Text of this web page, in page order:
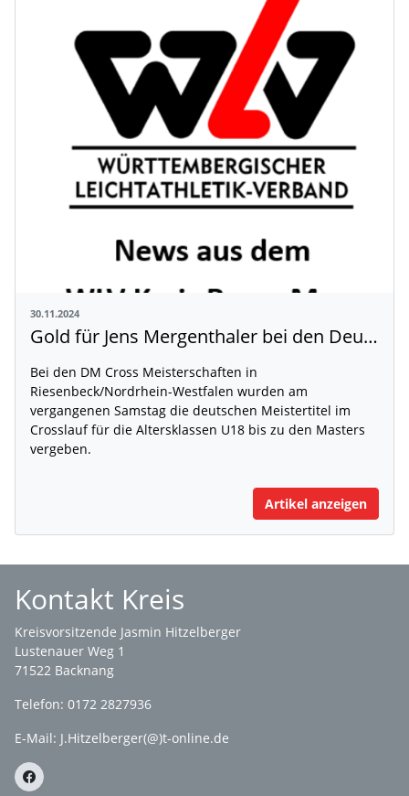
30.11.2024
Gold für Jens Mergenthaler bei den Deutschen Cross Meisterschaften
Bei den DM Cross Meisterschaften in
Riesenbeck/Nordrhein-Westfalen wurden am
vergangenen Samstag die deutschen Meistertitel im
Crosslauf für die Altersklassen U18 bis zu den Masters
vergeben.
Artikel anzeigen
Kontakt Kreis
Kreisvorsitzende Jasmin Hitzelberger
Lustenauer Weg 1
71522 Backnang
Telefon: 0172 2827936
E-Mail: J.Hitzelberger(@)t-online.de